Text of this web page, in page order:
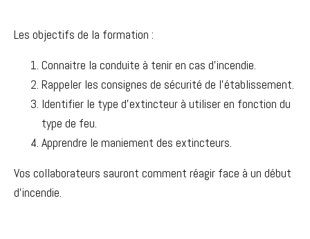
Les objectifs de la formation :
Connaitre la conduite à tenir en cas d’incendie.
Rappeler les consignes de sécurité de l’établissement.
Identifier le type d’extincteur à utiliser en fonction du
type de feu.
Apprendre le maniement des extincteurs.
Vos collaborateurs sauront comment réagir face à un début
d’incendie.